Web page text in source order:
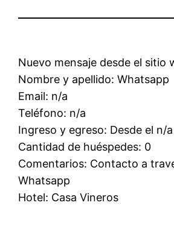
Nuevo mensaje desde el sitio
Nombre y apellido: Whatsapp
Email: n/a
Teléfono: n/a
Ingreso y egreso: Desde el n/
Cantidad de huéspedes: 0
Comentarios: Contacto a
Whatsapp
Hotel: Casa Vineros